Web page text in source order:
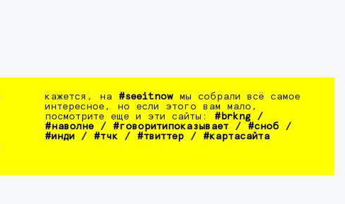
кажется, на #seeitnow мы собрали всё самое
интересное, но если этого вам мало,
посмотрите еще и эти сайты: #brkng /
#наволне / #говоритипоказывает / #сноб /
#инди / #тчк / #твиттер / #картасайта